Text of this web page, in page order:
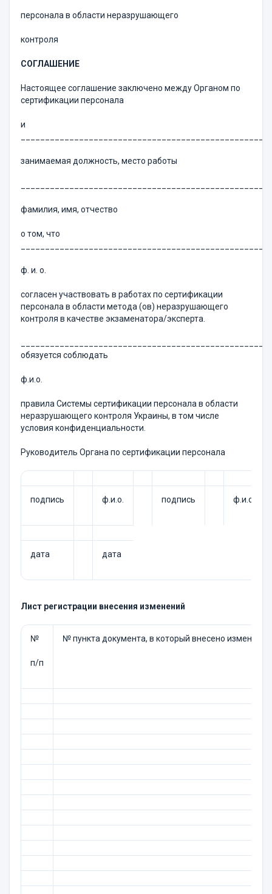
персонала в области неразрушающего
контроля
СОГЛАШЕНИЕ
Настоящее соглашение заключено между Органом по
сертификации персонала
и
занимаемая должность, место работы
фамилия, имя, отчество
о том, что
ф. и. о.
согласен участвовать в работах по сертификации
персонала в области метода (ов) неразрушающего
контроля в качестве экзаменатора/эксперта.
обязуется соблюдать
ф.и.о.
правила Системы сертификации персонала в области
неразрушающего контроля Украины, в том числе
условия конфиденциальности.
Руководитель Органа по сертификации персонала
подпись ф.и.о. подпись ф.и.о.
дата дата
Лист регистрации внесения изменений
№
п/п
№ пункта документа, в который внесено изменение